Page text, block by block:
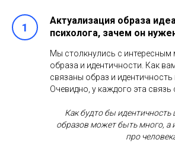
Актуализация образа
психолога, зачем он
Мы столкнулись с
образа и идентичности. Как
связаны образ и
Очевидно, у каждого эта связь
Как будто бы идентичность
образов может быть много, а
про